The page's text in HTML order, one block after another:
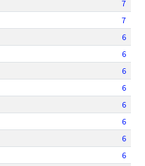
7
7
6
6
6
6
6
6
6
6